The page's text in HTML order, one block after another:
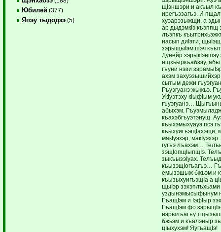
Юбилей (377)
Япэу тыдодзэ (5)
щIэншэри и акъыл
ирегъэзагъэ. И
хуэарэзыжщи, а
ар дыдэмкIэ къэппщ
лъэпкъ
насып диIэти,
зэрыщыIэм шэч
Дунейр
ещхьыркъабзэу,
гъуни нэзи
ахэм
сытым дежи
Гъуэгуанэ жыжьэ.
УкIуэтэху кIыфIым
гъуэгуанэ…
абыхэм.
къахэбгъуэтэнущ.
къыхэмыхуауэ псэ
къыхуигъэщIахэщи,
макIуэхэр,
гугъэ лъахэм…
зэщIопщIыпщIэ.
зыкъызэIуах.
къызэщIогъагъэ…
емызэшыж бжьэм и
къызыхуигъэщIа а
щыIэр зэхэплъхьами
уздынэмысыфынум
ГъащIэм и IэфIыр
ГъащIэм фо
нэрылъагъу
бжьэм и къалэныр
цIыхухэм! ЯугъащIэ!